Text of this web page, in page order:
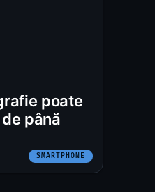
poate
până
SMARTPHONE